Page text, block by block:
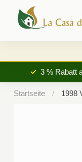
3 % Rabatt
Startseite / 1998